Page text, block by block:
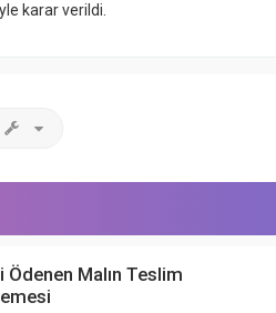
karar verildi.
Ödenen Malın Teslim